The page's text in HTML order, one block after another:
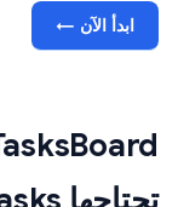
ابدأ الآن ←